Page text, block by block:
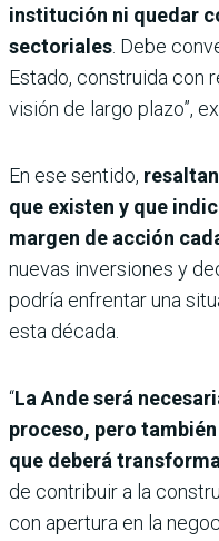
institución ni quedar
sectoriales. Debe
Estado, construida con
visión de largo plazo”,
En ese sentido,
que existen y que
margen de acción
nuevas inversiones y
podría enfrentar una
esta década.
“La Ande será
proceso, pero
que deberá
de contribuir a la
con apertura en la